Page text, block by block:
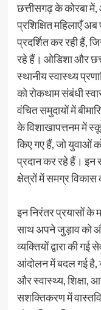
छत्तीसगढ़ के कोरबा
प्रशिक्षित महिलाएँ अब
प्रदर्शित कर रही हैं,
रहे हैं। ओडिशा और
स्थानीय स्वास्थ्य
को रोकथाम संबंधी
वंचित समुदायों में
के विशाखापत्तनम में
किए गए हैं, जो युवाओं
प्रदान कर रहे हैं। इन
क्षेत्रों में समग्र
इन निरंतर प्रयासों के
साथ अपने जुड़ाव को
व्यक्तियों द्वारा की
आंदोलन में बदल गई है,
और स्वास्थ्य, शिक्षा,
सशक्तिकरण में